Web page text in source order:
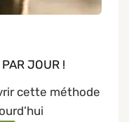
JOUR !
cette méthode